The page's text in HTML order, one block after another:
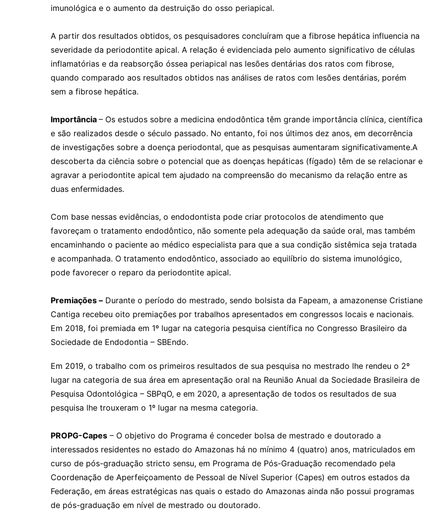
imunológica e o aumento da destruição do osso periapical.
A partir dos resultados obtidos, os pesquisadores concluíram que a fibrose hepática influencia na
severidade da periodontite apical. A relação é evidenciada pelo aumento significativo de células
inflamatórias e da reabsorção óssea periapical nas lesões dentárias dos ratos com fibrose,
quando comparado aos resultados obtidos nas análises de ratos com lesões dentárias, porém
sem a fibrose hepática.
Importância – Os estudos sobre a medicina endodôntica têm grande importância clínica, científica
e são realizados desde o século passado. No entanto, foi nos últimos dez anos, em decorrência
de investigações sobre a doença periodontal, que as pesquisas aumentaram significativamente.A
descoberta da ciência sobre o potencial que as doenças hepáticas (fígado) têm de se relacionar e
agravar a periodontite apical tem ajudado na compreensão do mecanismo da relação entre as
duas enfermidades.
Com base nessas evidências, o endodontista pode criar protocolos de atendimento que
favoreçam o tratamento endodôntico, não somente pela adequação da saúde oral, mas também
encaminhando o paciente ao médico especialista para que a sua condição sistêmica seja tratada
e acompanhada. O tratamento endodôntico, associado ao equilíbrio do sistema imunológico,
pode favorecer o reparo da periodontite apical.
Premiações – Durante o período do mestrado, sendo bolsista da Fapeam, a amazonense Cristiane
Cantiga recebeu oito premiações por trabalhos apresentados em congressos locais e nacionais.
Em 2018, foi premiada em 1º lugar na categoria pesquisa científica no Congresso Brasileiro da
Sociedade de Endodontia – SBEndo.
Em 2019, o trabalho com os primeiros resultados de sua pesquisa no mestrado lhe rendeu o 2º
lugar na categoria de sua área em apresentação oral na Reunião Anual da Sociedade Brasileira de
Pesquisa Odontológica – SBPqO, e em 2020, a apresentação de todos os resultados de sua
pesquisa lhe trouxeram o 1º lugar na mesma categoria.
PROPG-Capes – O objetivo do Programa é conceder bolsa de mestrado e doutorado a
interessados residentes no estado do Amazonas há no mínimo 4 (quatro) anos, matriculados em
curso de pós-graduação stricto sensu, em Programa de Pós-Graduação recomendado pela
Coordenação de Aperfeiçoamento de Pessoal de Nível Superior (Capes) em outros estados da
Federação, em áreas estratégicas nas quais o estado do Amazonas ainda não possui programas
de pós-graduação em nível de mestrado ou doutorado.